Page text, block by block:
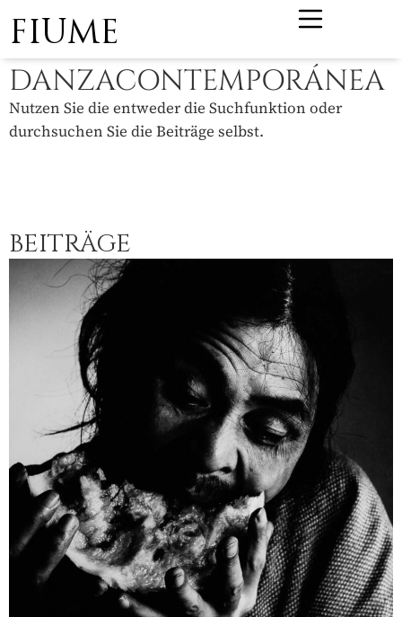
FIUME
DANZACONTEMPORÁNEA
Nutzen Sie die entweder die Suchfunktion oder
durchsuchen Sie die Beiträge selbst.
BEITRÄGE